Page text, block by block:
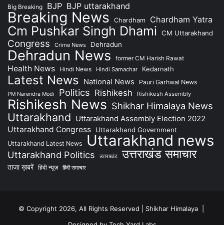
Big Breaking BJP BJP uttarakhand
Breaking News Chardham Chardham Yatra
Cm Pushkar Singh Dhami CM Uttarakhand
Congress Crime News Dehradun
Dehradun News former CM Harish Rawat
Health News Hindi News Hindi Samachar Kedarnath
Latest News National News Pauri Garhwal News
PM Narendra Modi Politics Rishikesh Rishikesh Assembly
Rishikesh News Shikhar Himalaya News
Uttarakhand Uttarakhand Assembly Election 2022
Uttarakhand Congress
Uttarakhand Government
Uttarakhand Latest News Uttarakhand news
Uttarakhand Politics उत्तराखंड उत्तराखंड समाचार
ताजा ख़बरें हिंदी न्यूज़ हिंदी समाचार
© Copyright 2026, All Rights Reserved | Shikhar Himalaya |